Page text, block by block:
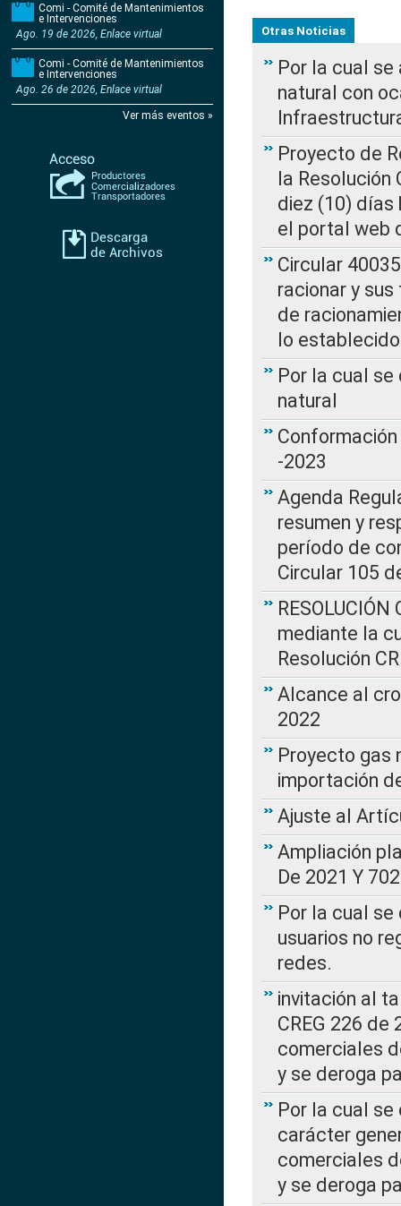
Comi - Comité de Mantenimientos
e Intervenciones
Ago. 19 de 2026, Enlace virtual
Comi - Comité de Mantenimientos
e Intervenciones
Ago. 26 de 2026, Enlace virtual
Ver más eventos »
Otras Noticias
Por la cual
natural con
Proyecto de
la Resolución
diez (10) días
el portal web
Circular
racionar y
de
lo
Por la cual
natural
-2023
Agenda
resumen y
período de
Circular 105
mediante la
Resolución
Alcance al
2022
Proyecto gas
importación
Ajuste al
Ampliación
De 2021 Y
Por la cual
usuarios no
redes.
invitación al
CREG 226
comerciales
y se deroga
Por la cual
carácter
comerciales
y se deroga